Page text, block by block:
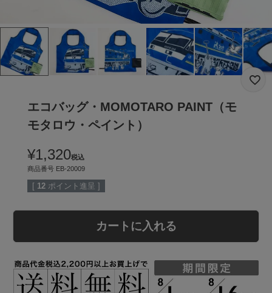
エコバッグ・MOMOTARO PAINT（モ
モタロウ・ペイント）
¥1,320税込
商品番号 EB-20009
[ 12 ポイント進呈 ]
カートに入れる